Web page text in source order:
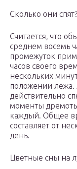
Сколько они спят?
Считается, что
среднем восемь
промежуток
часов своего
нескольких
положении лежа.
действительно
моменты
каждый. Общее
составляет от
день.
Цветные сны на